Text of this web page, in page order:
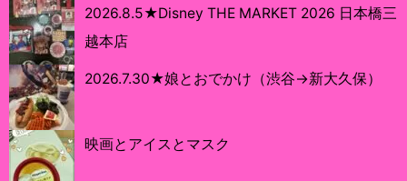
2026.8.5★Disney THE MARKET 2026 日本橋三
越本店
2026.7.30★娘とおでかけ（渋谷→新大久保）
映画とアイスとマスク